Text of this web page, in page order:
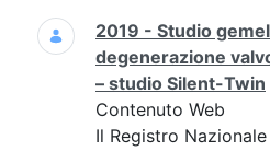
2019 - Studio
degenerazione
– studio Silent-Twin
Contenuto Web
Il Registro